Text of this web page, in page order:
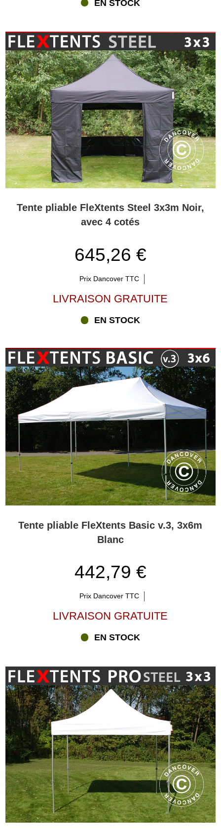
EN STOCK
Tente pliable FleXtents Steel 3x3m Noir,
avec 4 cotés
645,26 €
Prix Dancover TTC
LIVRAISON GRATUITE
EN STOCK
Tente pliable FleXtents Basic v.3, 3x6m
Blanc
442,79 €
Prix Dancover TTC
LIVRAISON GRATUITE
EN STOCK